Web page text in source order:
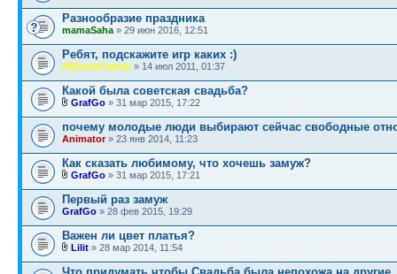
Разнообразие праздника
mamaSaha » 29 июн 2016, 12:51
Ребят, подскажите игр каких :)
AlExschFamily » 14 июл 2011, 01:37
Какой была советская свадьба?
GrafGo » 31 мар 2015, 17:22
почему молодые люди выбирают сейчас свободные
Animator» 23 янв 2014, 11:23
Как сказать любимому, что хочешь замуж?
GrafGo » 31 мар 2015, 17:21
Первый раз замуж
GrafGo » 28 фев 2015, 19:29
Важен ли цвет платья?
Lilit » 28 мар 2014, 11:54
Что придумать чтобы Свадьба была непохожа на другие